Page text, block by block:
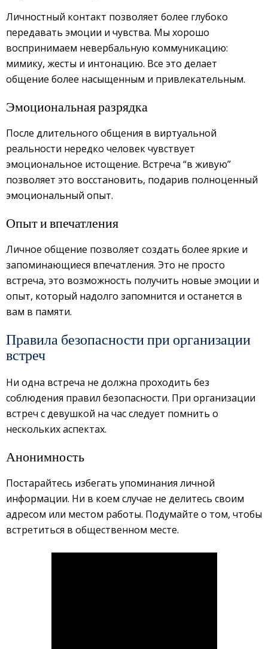
Личностный контакт позволяет более глубоко
передавать эмоции и чувства. Мы хорошо
воспринимаем невербальную коммуникацию:
мимику, жесты и интонацию. Все это делает
общение более насыщенным и привлекательным.
Эмоциональная разрядка
После длительного общения в виртуальной
реальности нередко человек чувствует
эмоциональное истощение. Встреча “в живую”
позволяет это восстановить, подарив полноценный
эмоциональный опыт.
Опыт и впечатления
Личное общение позволяет создать более яркие и
запоминающиеся впечатления. Это не просто
встреча, это возможность получить новые эмоции и
опыт, который надолго запомнится и останется в
вам в памяти.
Правила безопасности при организации
встреч
Ни одна встреча не должна проходить без
соблюдения правил безопасности. При организации
встреч с девушкой на час следует помнить о
нескольких аспектах.
Анонимность
Постарайтесь избегать упоминания личной
информации. Ни в коем случае не делитесь своим
адресом или местом работы. Подумайте о том, чтобы
встретиться в общественном месте.